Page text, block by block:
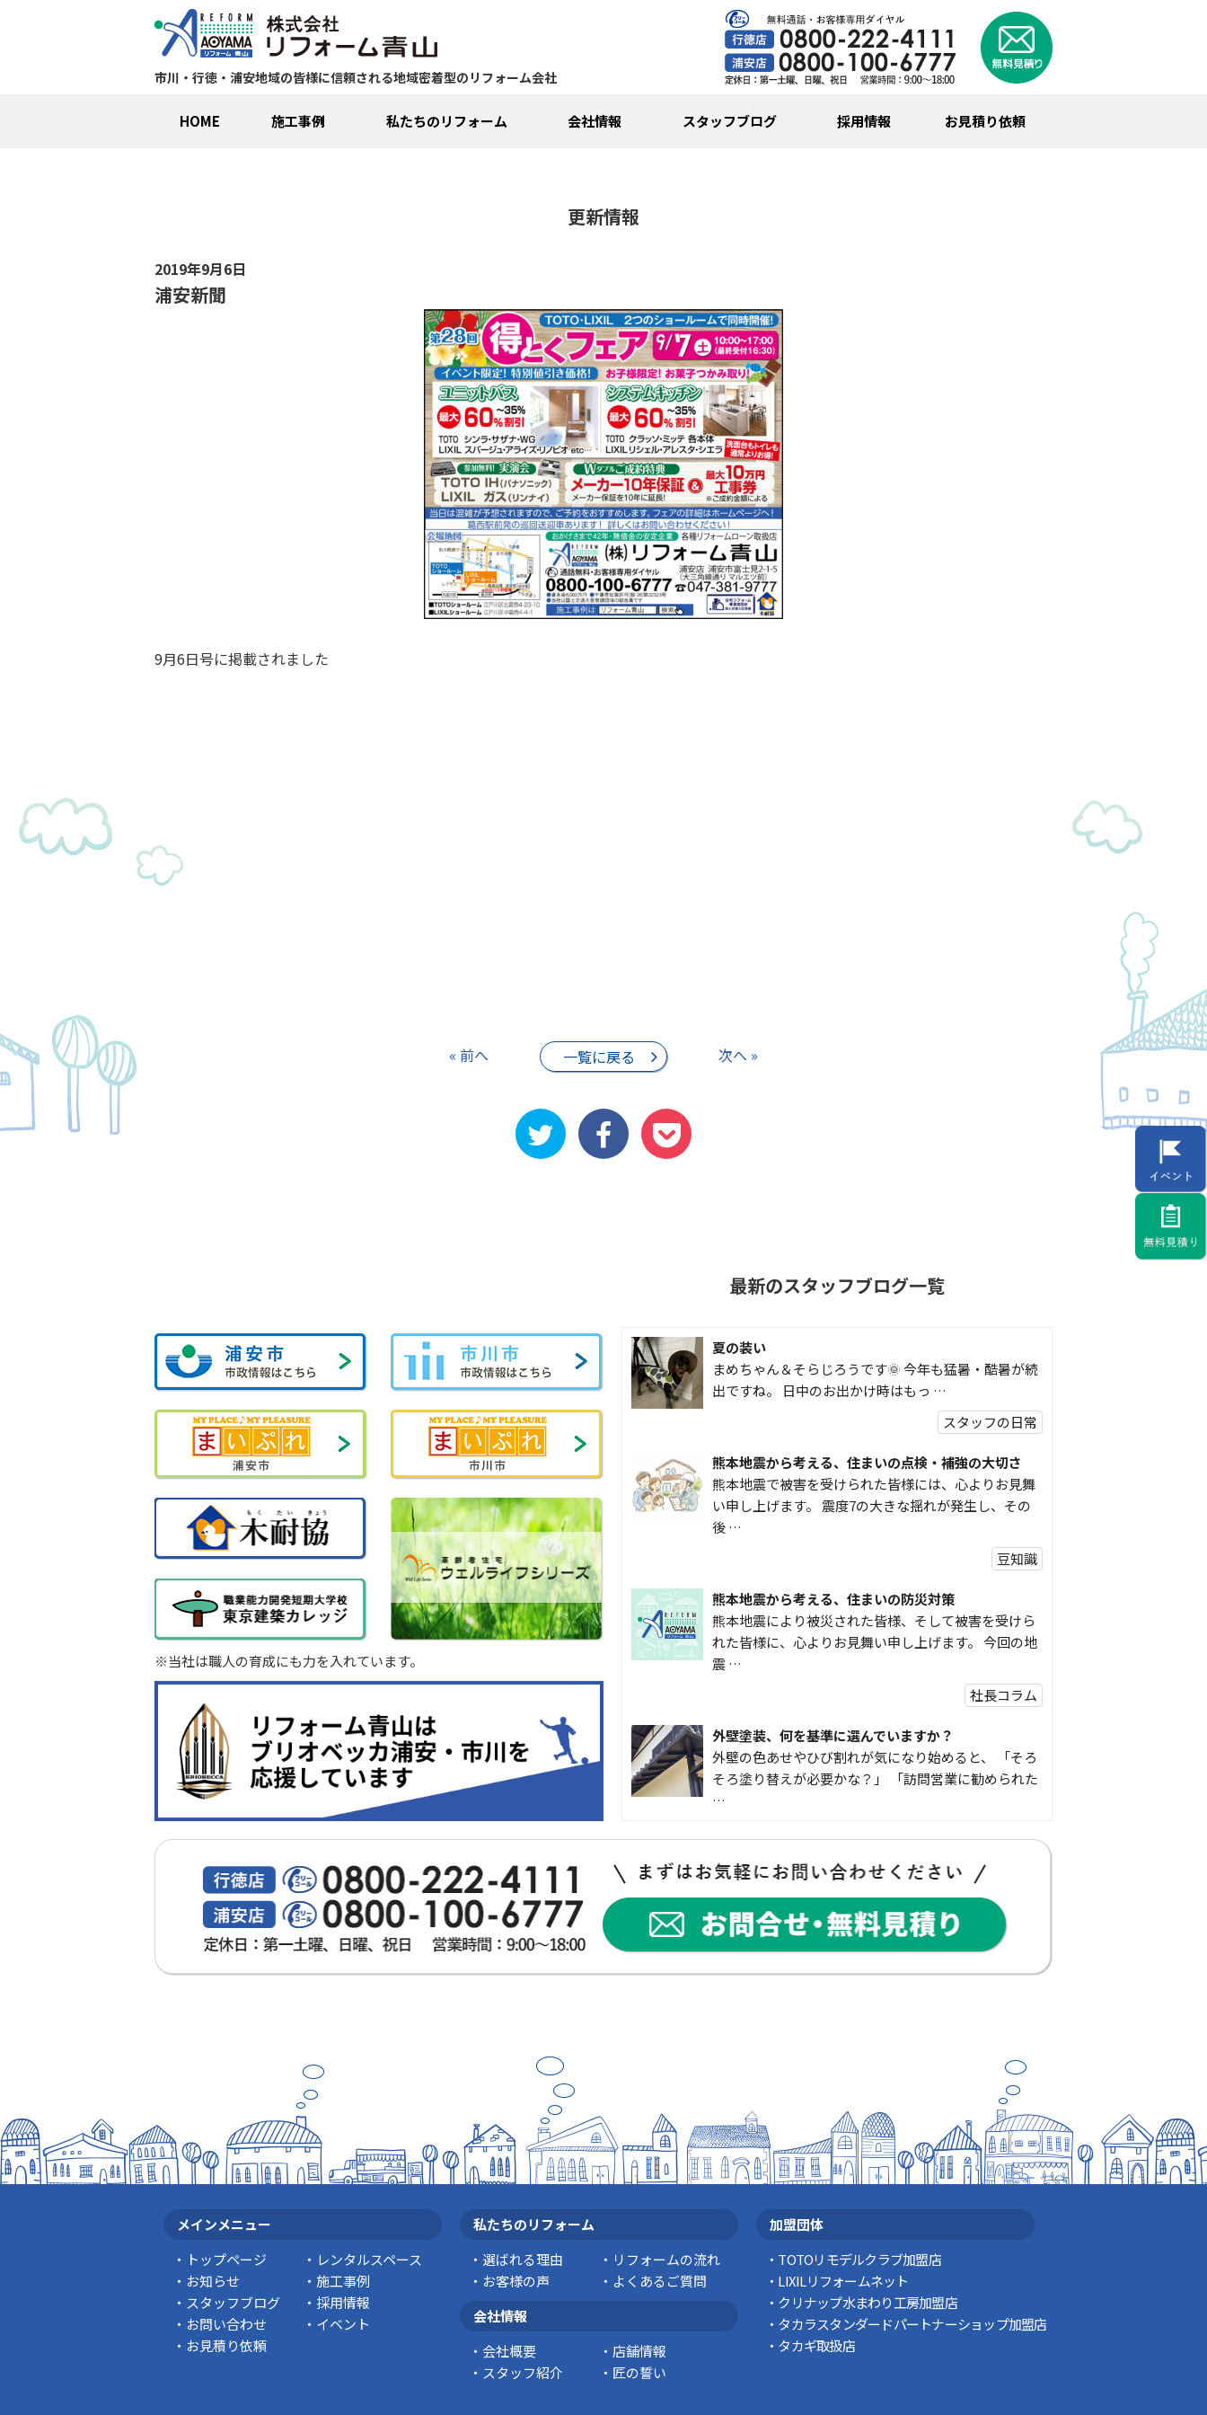
市川・行徳・浦安地域の皆様に信頼される地域密着型のリフォーム会社
HOME 施工事例 私たちのリフォーム 会社情報 スタッフブログ 採用情報 お見積り依頼
更新情報
2019年9月6日
浦安新聞
9月6日号に掲載されました
« 前へ 一覧に戻る 次へ »
※当社は職人の育成にも力を入れています。
最新のスタッフブログ一覧
夏の装い
まめちゃん＆そらじろうです🌞 今年も猛暑・酷暑が続
出ですね。 日中のお出かけ時はもっ …
スタッフの日常
熊本地震から考える、住まいの点検・補強の大切さ
熊本地震で被害を受けられた皆様には、心よりお見舞
い申し上げます。 震度7の大きな揺れが発生し、その
後 …
豆知識
熊本地震から考える、住まいの防災対策
熊本地震により被災された皆様、そして被害を受けら
れた皆様に、心よりお見舞い申し上げます。 今回の地
震 …
社長コラム
外壁塗装、何を基準に選んでいますか？
外壁の色あせやひび割れが気になり始めると、 「そろ
そろ塗り替えが必要かな？」 「訪問営業に勧められた
…
なかなか便利な物
こんにちは コゴちゃんです 少し前になりますが購
入して良かった物を ご紹介したいと思 …
スタッフの日常
メインメニュー
トップページ
レンタルスペース
お知らせ
施工事例
スタッフブログ
採用情報
お問い合わせ
イベント
お見積り依頼
私たちのリフォーム
選ばれる理由
リフォームの流れ
お客様の声
よくあるご質問
会社情報
会社概要
店舗情報
スタッフ紹介
匠の誓い
加盟団体
TOTOリモデルクラブ加盟店
LIXILリフォームネット
クリナップ水まわり工房加盟店
タカラスタンダードパートナーショップ加盟店
タカギ取扱店